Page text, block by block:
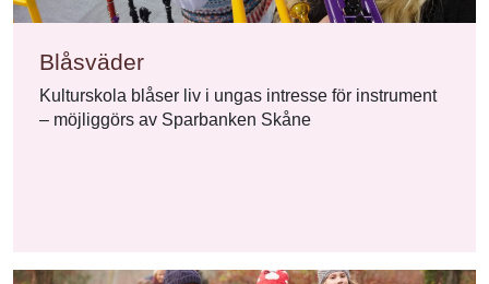
Blåsväder
Kulturskola blåser liv i ungas intresse för instrument
– möjliggörs av Sparbanken Skåne